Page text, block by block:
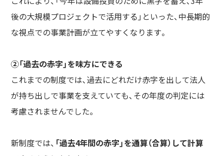
後の大規模プロジェクトで活用する」といった、中長期的
な視点での事業計画が立てやすくなります。
②「過去の赤字」を味方にできる
これまでの制度では、過去にどれだけ赤字を出して法人
が持ち出しで事業を支えていても、その年度の判定には
考慮されませんでした。
新制度では、 「過去4年間の赤字」を通算（合算）して計算